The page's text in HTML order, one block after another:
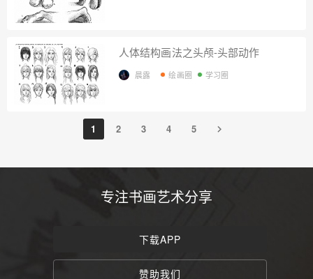
人体结构画法之头颅-头部动作
晨露 绘画圈 学习圈
1 2 3 4 5
专注书画艺术分享
下载APP
赞助我们